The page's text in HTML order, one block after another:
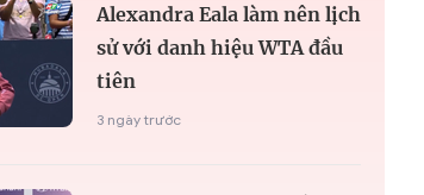
Alexandra Eala làm nên lịch
sử với danh hiệu WTA đầu
tiên
3 ngày trước